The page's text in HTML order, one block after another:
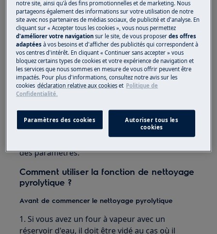
de nettoyage prend entre 1 et 3 heures, selon le
programme de nettoyage que vous
sélectionnez. Le programme de nettoyage
pyrolytique peut être utilisé chaque fois que
votre four a besoin d'un nettoyage en
profondeur.
Tous lesfours Electrolux avec nettoyage pyrolytique
quand un nettoyage est nécessaire pour une
performance optimale continue. Les rappels
des paramètres.
Comment utiliser la fonction de nettoyage
pyrolytique ?
Avant de commencer le nettoyage pyrolytique
1. Si vous avez un four à vapeur avec un
réservoir d'eau, il doit être vidé au cas où il
notre site, ainsi qu'à des fins promotionnelles et de marketing. Nous
partageons également des informations sur votre utilisation de notre
site avec nos partenaires de médias sociaux, de publicité et d'analyse. En
cliquant sur « Accepter tous les cookies », vous nous permettez
d'améliorer votre navigation sur le site, de vous proposerdes offres
adaptées à vos besoins et d'afficher des publicités qui correspondent à
vos centres d'intérêt. En cliquant « Continuer sans accepter » vous
bloquez certains types de cookies et votre expérience de navigation et
les services que nous sommes en mesure de vous offrir peuvent être
impactés. Pour plus d'informations, consultez notre avis sur les
cookies déclaration relative aux cookies et Politique de
Confidentialité.
Paramètres des cookies
Autoriser tous les
cookies